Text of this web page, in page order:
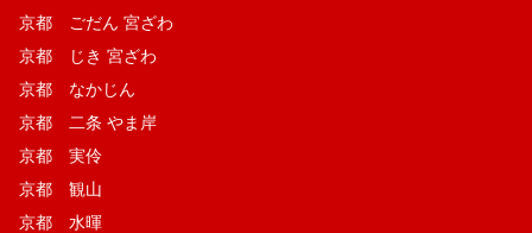
京都 ごだん 宮ざわ
京都 じき 宮ざわ
京都 なかじん
京都 二条 やま岸
京都 実伶
京都 観山
京都 水暉